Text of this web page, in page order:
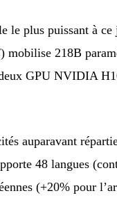
le plus puissant à
) mobilise 218B
GPU NVIDIA
auparavant
48 langues
(+20% pour